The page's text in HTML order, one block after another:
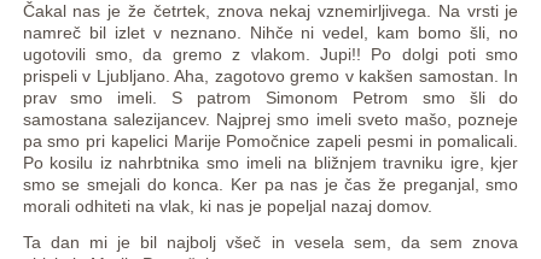
Čakal nas je že četrtek, znova nekaj vznemirljivega. Na vrsti je
namreč bil izlet v neznano. Nihče ni vedel, kam bomo šli, no
ugotovili smo, da gremo z vlakom. Jupi!! Po dolgi poti smo
prispeli v Ljubljano. Aha, zagotovo gremo v kakšen samostan. In
prav smo imeli. S patrom Simonom Petrom smo šli do
samostana salezijancev. Najprej smo imeli sveto mašo, pozneje
pa smo pri kapelici Marije Pomočnice zapeli pesmi in pomalicali.
Po kosilu iz nahrbtnika smo imeli na bližnjem travniku igre, kjer
smo se smejali do konca. Ker pa nas je čas že preganjal, smo
morali odhiteti na vlak, ki nas je popeljal nazaj domov.
Ta dan mi je bil najbolj všeč in vesela sem, da sem znova